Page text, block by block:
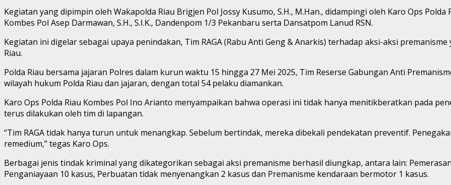
Kegiatan yang dipimpin oleh Wakapolda Riau Brigjen Pol Jossy Kusumo, S.H., M.Han., didampingi oleh Karo Ops Polda
Kombes Pol Asep Darmawan, S.H., S.I.K., Dandenpom 1/3 Pekanbaru serta Dansatpom Lanud RSN.
Kegiatan ini digelar sebagai upaya penindakan, Tim RAGA (Rabu Anti Geng & Anarkis) terhadap aksi-aksi
Riau.
Polda Riau bersama jajaran Polres dalam kurun waktu 15 hingga 27 Mei 2025, Tim Reserse Gabungan Anti
wilayah hukum Polda Riau dan jajaran, dengan total 54 pelaku diamankan.
Karo Ops Polda Riau Kombes Pol Ino Arianto menyampaikan bahwa operasi ini tidak hanya menitikberatkan pada
terus dilakukan oleh tim di lapangan.
“Tim RAGA tidak hanya turun untuk menangkap. Sebelum bertindak, mereka dibekali pendekatan preventif.
remedium,” tegas Karo Ops.
Berbagai jenis tindak kriminal yang dikategorikan sebagai aksi premanisme berhasil diungkap, antara lain:
Penganiayaan 10 kasus, Perbuatan tidak menyenangkan 2 kasus dan Premanisme kendaraan bermotor 1 kasus.